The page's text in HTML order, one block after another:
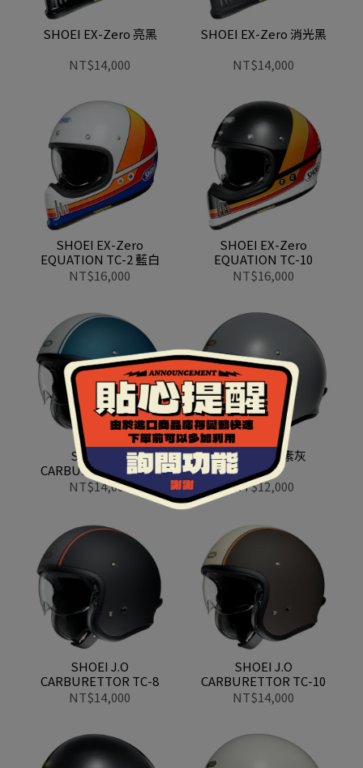
SHOEI EX-Zero 亮黑
NT$14,000
SHOEI EX-Zero 消光黑
NT$14,000
SHOEI EX-Zero
EQUATION TC-2 藍白
NT$16,000
SHOEI EX-Zero
EQUATION TC-10
NT$16,000
SHOEI J.O
CARBURETTOR TC-2
NT$14,000
SHOEI J.O 素灰
NT$12,000
SHOEI J.O
CARBURETTOR TC-8
NT$14,000
SHOEI J.O
CARBURETTOR TC-10
NT$14,000